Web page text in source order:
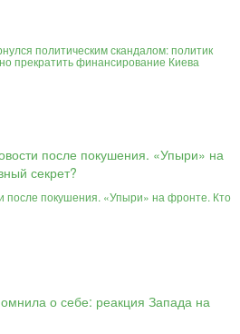
политическим скандалом: политик
прекратить финансирование Киева
после покушения. «Упыри» на фронте. Кто